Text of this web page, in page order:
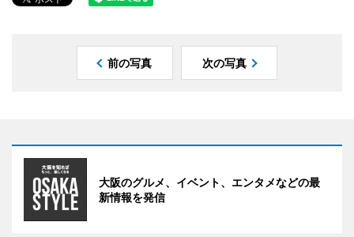
前の写真 次の写真
大阪のグルメ、イベント、エンタメなどの最
新情報を発信